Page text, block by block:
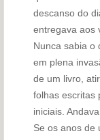
descanso do
entregava aos
Nunca sabia o
em plena
de um livro,
folhas escritas
iniciais.
Se os anos de